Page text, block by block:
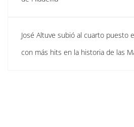
José Altuve subió al cuarto puesto
con más hits en la historia de las